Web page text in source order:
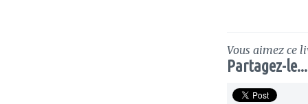
Vous aimez ce
Partagez-le...